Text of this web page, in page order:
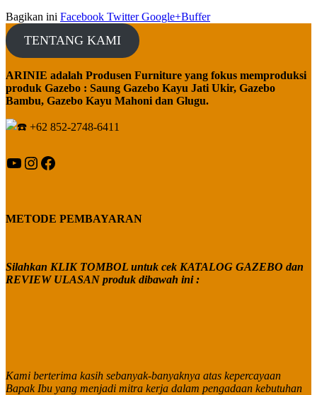
Bagikan ini Facebook TwitterGoogle+Buffer
TENTANG KAMI
ARINIE adalah Produsen Furniture yang fokus memproduksi
produk Gazebo : Saung Gazebo Kayu Jati Ukir, Gazebo
Bambu, Gazebo Kayu Mahoni dan Glugu.
+62 852-2748-6411
YouTube
Instagram
Facebook
METODE PEMBAYARAN
Silahkan KLIK TOMBOL untuk cek KATALOG GAZEBO dan
REVIEW ULASAN produk dibawah ini :
Kami berterima kasih sebanyak-banyaknya atas kepercayaan
Bapak Ibu yang menjadi mitra kerja dalam pengadaan kebutuhan